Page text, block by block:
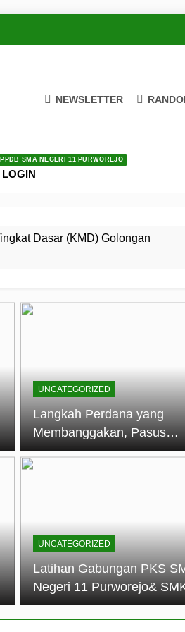
NEWSLETTER
SMA NEGERI 11 PURWOREJO
LOGIN
Dasar (KMD) Golongan
Jiwa Kepemimpinan, Disiplin,
UNCATEGORIZED
Langkah Perdana yang
Membanggakan, Pasus
Jatayudha Ukir Prestasi di
UNCATEGORIZED
Latihan Gabungan PKS
Negeri 11 Purworejo&
Negeri 6 Purworejo:
Membangun Disiplin,